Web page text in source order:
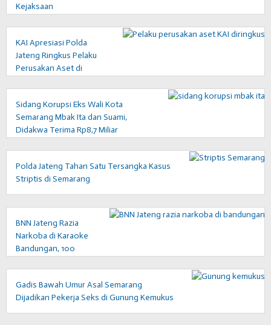
Kejaksaan
KAI Apresiasi Polda
Jateng Ringkus Pelaku
Perusakan Aset di
Sidang Korupsi Eks Wali Kota
Semarang Mbak Ita dan Suami,
Didakwa Terima Rp8,7 Miliar
Polda Jateng Tahan Satu Tersangka Kasus
Striptis di Semarang
BNN Jateng Razia
Narkoba di Karaoke
Bandungan, 100
Gadis Bawah Umur Asal Semarang
Dijadikan Pekerja Seks di Gunung Kemukus